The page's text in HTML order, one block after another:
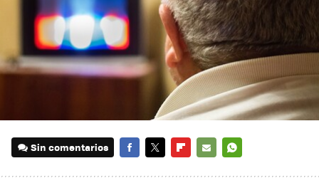
Sin comentarios